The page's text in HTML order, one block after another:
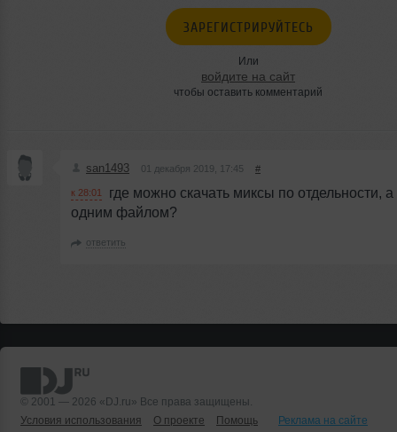
ЗАРЕГИСТРИРУЙТЕСЬ
Или
войдите на сайт
чтобы оставить комментарий
san1493 01 декабря 2019, 17:45 #
к 28:01
где можно скачать миксы по отдельности,
одним файлом?
ответить
© 2001 — 2026 «DJ.ru» Все права защищены.
Условия использования
О проекте Помощь
Реклама на сайте